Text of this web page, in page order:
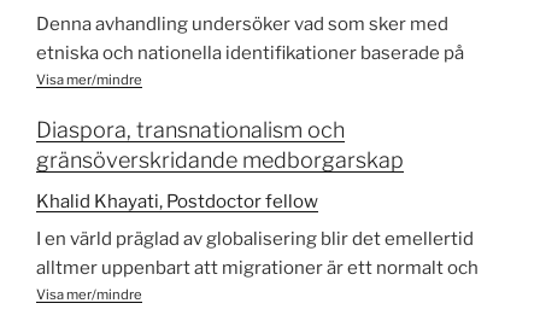
the direction of democracy, promotion of the human
rights, gender equality and peace settlement with non-
violent means. In this regard, this study considers
Denna avhandling undersöker vad som sker med
etniska och nationella identifikationer baserade på
samma etno-kulturella grund, men under olika
territoriella minoriteter har traditionellt ansetts vara
icke-jämförbara eftersom man har antagit att grupper
som organiserats på olika grunder varit uppenbart olika
företeelser. I denna studie används den komparativa
metoden för att kasta nytt ljus på hur etniska och
nationella identifikationer konstrueras, förhandlas och
Visa mer/mindre
Diaspora, transnationalism och
gränsöverskridande medborgarskap
Khalid Khayati, Postdoctor fellow
I en värld präglad av globalisering blir det emellertid
alltmer uppenbart att migrationer är ett normalt och
framträdande fenomen i det internationella systemet
Visa mer/mindre